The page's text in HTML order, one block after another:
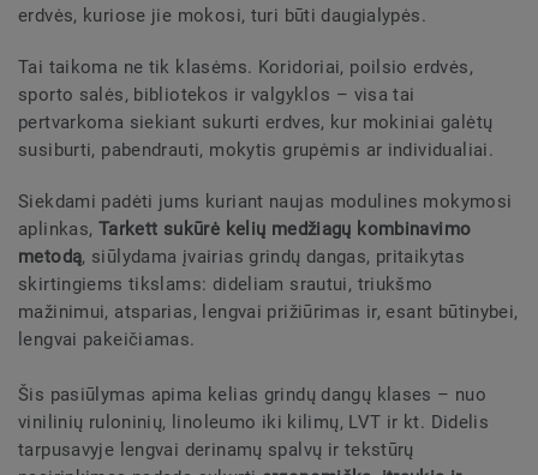
erdvės, kuriose jie mokosi, turi būti daugialypės.
Tai taikoma ne tik klasėms. Koridoriai, poilsio erdvės,
sporto salės, bibliotekos ir valgyklos – visa tai
pertvarkoma siekiant sukurti erdves, kur mokiniai galėtų
susiburti, pabendrauti, mokytis grupėmis ar individualiai.
Siekdami padėti jums kuriant naujas modulines mokymosi
aplinkas, Tarkett sukūrė kelių medžiagų kombinavimo
metodą, siūlydama įvairias grindų dangas, pritaikytas
skirtingiems tikslams: dideliam srautui, triukšmo
mažinimui, atsparias, lengvai prižiūrimas ir, esant būtinybei,
lengvai pakeičiamas.
Šis pasiūlymas apima kelias grindų dangų klases – nuo
vinilinių ruloninių, linoleumo iki kilimų, LVT ir kt. Didelis
tarpusavyje lengvai derinamų spalvų ir tekstūrų